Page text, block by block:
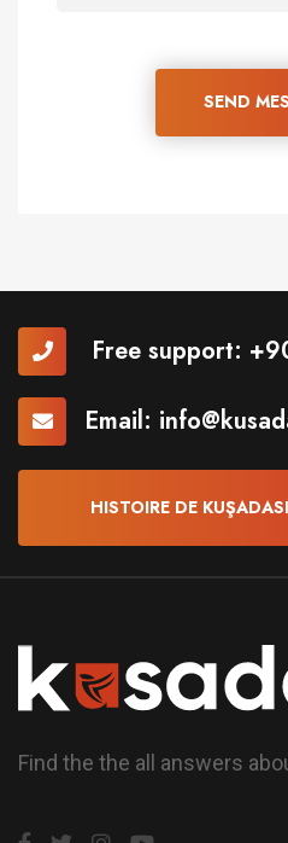
SEND
Free support:
Email:
HISTOIRE DE KUŞADASI
Find the the all answers